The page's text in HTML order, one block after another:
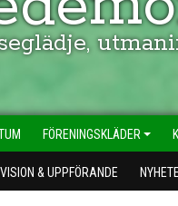
FÖRENINGSKLÄDER
VISION & UPPFÖRANDE